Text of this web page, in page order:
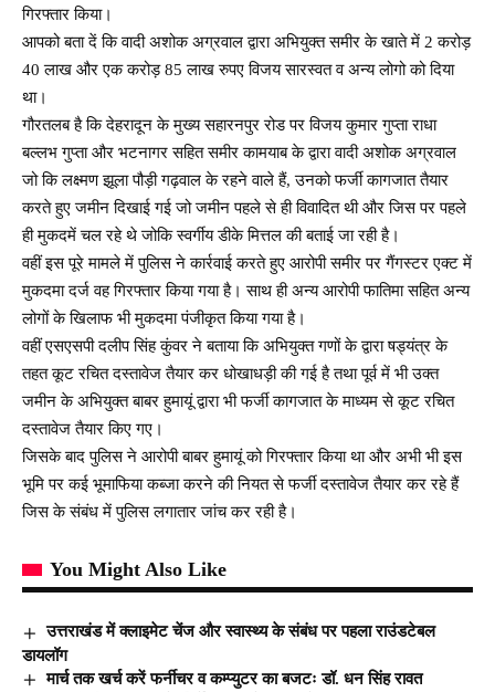
गिरफ्तार किया।
आपको बता दें कि वादी अशोक अग्रवाल द्वारा अभियुक्त समीर के खाते में 2 करोड़
40 लाख और एक करोड़ 85 लाख रुपए विजय सारस्वत व अन्य लोगो को दिया
था।
गौरतलब है कि देहरादून के मुख्य सहारनपुर रोड पर विजय कुमार गुप्ता राधा
बल्लभ गुप्ता और भटनागर सहित समीर कामयाब के द्वारा वादी अशोक अग्रवाल
जो कि लक्ष्मण झूला पौड़ी गढ़वाल के रहने वाले हैं, उनको फर्जी कागजात तैयार
करते हुए जमीन दिखाई गई जो जमीन पहले से ही विवादित थी और जिस पर पहले
ही मुकदमें चल रहे थे जोकि स्वर्गीय डीके मित्तल की बताई जा रही है।
वहीं इस पूरे मामले में पुलिस ने कार्रवाई करते हुए आरोपी समीर पर गैंगस्टर एक्ट में
मुकदमा दर्ज वह गिरफ्तार किया गया है। साथ ही अन्य आरोपी फातिमा सहित अन्य
लोगों के खिलाफ भी मुकदमा पंजीकृत किया गया है।
वहीं एसएसपी दलीप सिंह कुंवर ने बताया कि अभियुक्त गणों के द्वारा षड्यंत्र के
तहत कूट रचित दस्तावेज तैयार कर धोखाधड़ी की गई है तथा पूर्व में भी उक्त
जमीन के अभियुक्त बाबर हुमायूं द्वारा भी फर्जी कागजात के माध्यम से कूट रचित
दस्तावेज तैयार किए गए।
जिसके बाद पुलिस ने आरोपी बाबर हुमायूं को गिरफ्तार किया था और अभी भी इस
भूमि पर कई भूमाफिया कब्जा करने की नियत से फर्जी दस्तावेज तैयार कर रहे हैं
जिस के संबंध में पुलिस लगातार जांच कर रही है।
You Might Also Like
उत्तराखंड में क्लाइमेट चेंज और स्वास्थ्य के संबंध पर पहला राउंडटेबल
डायलॉग
मार्च तक खर्च करें फर्नीचर व कम्प्युटर का बजटः डॉ. धन सिंह रावत